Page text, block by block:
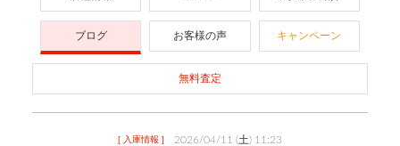
ブログ お客様の声 キャンペーン
無料査定
[ 入庫情報 ] 2026/04/11 (土) 11:23